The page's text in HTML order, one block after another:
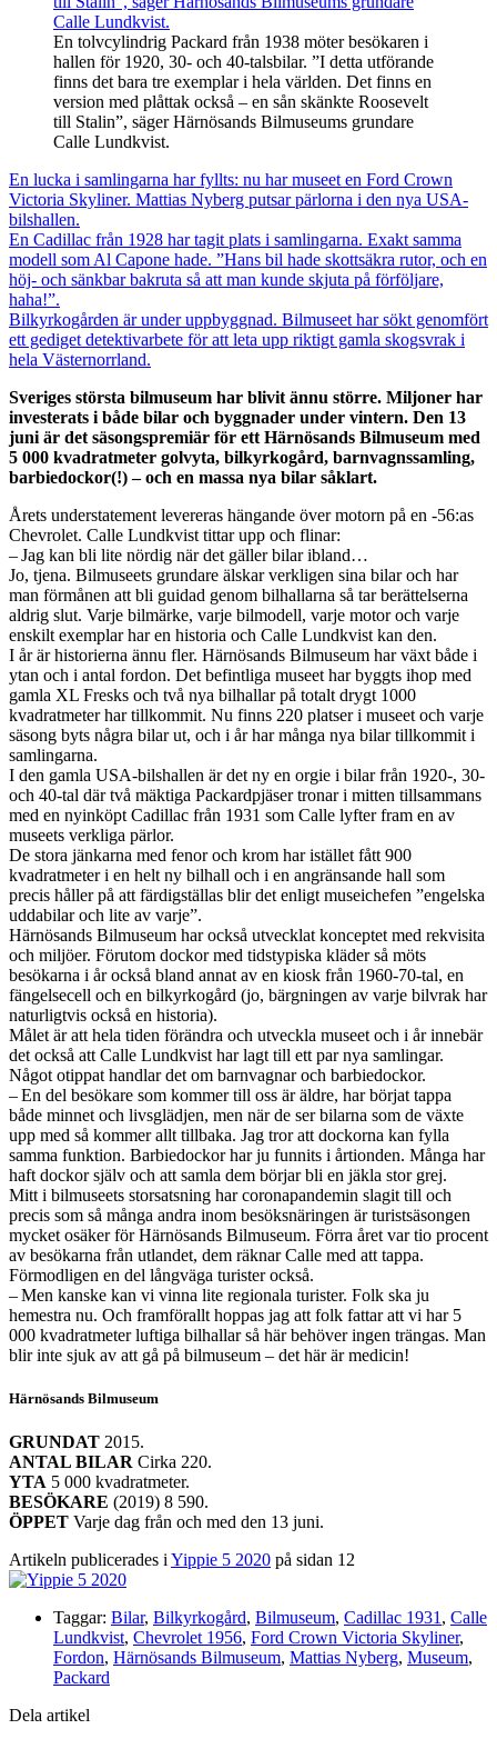
En tolvcylindrig Packard från 1938 möter besökaren i
hallen för 1920, 30- och 40-talsbilar. ”I detta utförande
finns det bara tre exemplar i hela världen. Det finns en
version med plåttak också – en sån skänkte Roosevelt
till Stalin”, säger Härnösands Bilmuseums grundare
Calle Lundkvist.
En lucka i samlingarna har fyllts: nu har museet en Ford Crown
Victoria Skyliner. Mattias Nyberg putsar pärlorna i den nya USA-
bilshallen.
En Cadillac från 1928 har tagit plats i samlingarna. Exakt samma
modell som Al Capone hade. ”Hans bil hade skottsäkra rutor, och en
höj- och sänkbar bakruta så att man kunde skjuta på förföljare,
haha!”.
Bilkyrkogården är under uppbyggnad. Bilmuseet har sökt genomfört
ett gediget detektivarbete för att leta upp riktigt gamla skogsvrak i
hela Västernorrland.
Sveriges största bilmuseum har blivit ännu större. Miljoner har
investerats i både bilar och byggnader under vintern. Den 13
juni är det säsongspremiär för ett Härnösands Bilmuseum med
5 000 kvadratmeter golvyta, bilkyrkogård, barnvagnssamling,
barbiedockor(!) – och en massa nya bilar såklart.
Årets understatement levereras hängande över motorn på en -56:as
Chevrolet. Calle Lundkvist tittar upp och flinar:
– Jag kan bli lite nördig när det gäller bilar ibland…
Jo, tjena. Bilmuseets grundare älskar verkligen sina bilar och har
man förmånen att bli guidad genom bilhallarna så tar berättelserna
aldrig slut. Varje bilmärke, varje bilmodell, varje motor och varje
enskilt exemplar har en historia och Calle Lundkvist kan den.
I år är historierna ännu fler. Härnösands Bilmuseum har växt både i
ytan och i antal fordon. Det befintliga museet har byggts ihop med
gamla XL Fresks och två nya bilhallar på totalt drygt 1000
kvadratmeter har tillkommit. Nu finns 220 platser i museet och varje
säsong byts några bilar ut, och i år har många nya bilar tillkommit i
samlingarna.
I den gamla USA-bilshallen är det ny en orgie i bilar från 1920-, 30-
och 40-tal där två mäktiga Packardpjäser tronar i mitten tillsammans
med en nyinköpt Cadillac från 1931 som Calle lyfter fram en av
museets verkliga pärlor.
De stora jänkarna med fenor och krom har istället fått 900
kvadratmeter i en helt ny bilhall och i en angränsande hall som
precis håller på att färdigställas blir det enligt museichefen ”engelska
uddabilar och lite av varje”.
Härnösands Bilmuseum har också utvecklat konceptet med rekvisita
och miljöer. Förutom dockor med tidstypiska kläder så möts
besökarna i år också bland annat av en kiosk från 1960-70-tal, en
fängelsecell och en bilkyrkogård (jo, bärgningen av varje bilvrak har
naturligtvis också en historia).
Målet är att hela tiden förändra och utveckla museet och i år innebär
det också att Calle Lundkvist har lagt till ett par nya samlingar.
Något otippat handlar det om barnvagnar och barbiedockor.
– En del besökare som kommer till oss är äldre, har börjat tappa
både minnet och livsglädjen, men när de ser bilarna som de växte
upp med så kommer allt tillbaka. Jag tror att dockorna kan fylla
samma funktion. Barbiedockor har ju funnits i årtionden. Många har
haft dockor själv och att samla dem börjar bli en jäkla stor grej.
Mitt i bilmuseets storsatsning har coronapandemin slagit till och
precis som så många andra inom besöksnäringen är turistsäsongen
mycket osäker för Härnösands Bilmuseum. Förra året var tio procent
av besökarna från utlandet, dem räknar Calle med att tappa.
Förmodligen en del långväga turister också.
– Men kanske kan vi vinna lite regionala turister. Folk ska ju
hemestra nu. Och framförallt hoppas jag att folk fattar att vi har 5
000 kvadratmeter luftiga bilhallar så här behöver ingen trängas. Man
blir inte sjuk av att gå på bilmuseum – det här är medicin!
Härnösands Bilmuseum
GRUNDAT 2015.
ANTAL BILAR Cirka 220.
YTA 5 000 kvadratmeter.
BESÖKARE (2019) 8 590.
ÖPPET Varje dag från och med den 13 juni.
Artikeln publicerades i Yippie 5 2020 på sidan 12
Taggar: Bilar, Bilkyrkogård, Bilmuseum, Cadillac 1931 , Calle
Lundkvist, Chevrolet 1956, Ford Crown Victoria Skyliner,
Fordon, Härnösands Bilmuseum, Mattias Nyberg, Museum,
Packard
Dela artikel